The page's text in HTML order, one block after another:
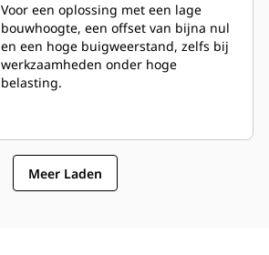
Voor een oplossing met een lage
bouwhoogte, een offset van bijna nul
en een hoge buigweerstand, zelfs bij
werkzaamheden onder hoge
belasting.
Meer Laden